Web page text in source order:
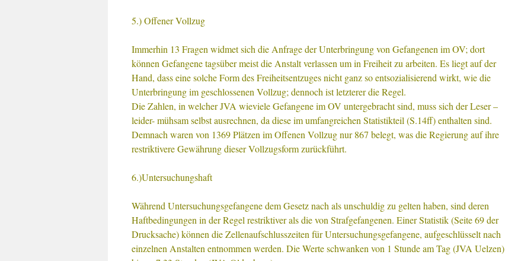
5.) Offener Vollzug
Immerhin 13 Fragen widmet sich die Anfrage der Unterbringung von Gefangenen im OV; dort
können Gefangene tagsüber meist die Anstalt verlassen um in Freiheit zu arbeiten. Es liegt auf der
Hand, dass eine solche Form des Freiheitsentzuges nicht ganz so entsozialisierend wirkt, wie die
Unterbringung im geschlossenen Vollzug; dennoch ist letzterer die Regel.
Die Zahlen, in welcher JVA wieviele Gefangene im OV untergebracht sind, muss sich der Leser –
leider- mühsam selbst ausrechnen, da diese im umfangreichen Statistikteil (S.14ff) enthalten sind.
Demnach waren von 1369 Plätzen im Offenen Vollzug nur 867 belegt, was die Regierung auf ihre
restriktivere Gewährung dieser Vollzugsform zurückführt.
6.)Untersuchungshaft
Während Untersuchungsgefangene dem Gesetz nach als unschuldig zu gelten haben, sind deren
Haftbedingungen in der Regel restriktiver als die von Strafgefangenen. Einer Statistik (Seite 69 der
Drucksache) können die Zellenaufschlusszeiten für Untersuchungsgefangene, aufgeschlüsselt nach
einzelnen Anstalten entnommen werden. Die Werte schwanken von 1 Stunde am Tag (JVA Uelzen)